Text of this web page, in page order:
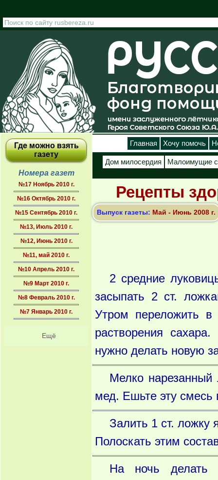
Где можно взять
газету
Номера газет
№17 Ноябрь 2010 г.
№16 Октябрь 2010 г.
№15 Сентябрь 2010 г.
№13, Июль 2010 г.
№12, Июнь 2010 г.
№11, май 2010 г.
№10 Апрель 2010 г.
№9 Март 2010 г.
№8 Февраль 2010 г.
№7 Январь 2010 г.
Ещё
Главная Хочу помочь
Дом милосердия Малоимущие
Рецепты
Выпуск газеты: Май - Июнь 2008 г.
2 средние
засыпать 2 ст.
Утром переложить в
растворения
нужно делать новую
Мелко нарезанный
мед. Ешьте эту смесь
Залить 1 ст. ложку
Полоскать этим
На ночь делать